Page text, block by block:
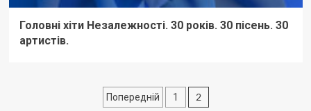
Головні хіти Незалежності. 30 років. 30 пісень. 30
артистів.
Пагінація
Попередній 1 2